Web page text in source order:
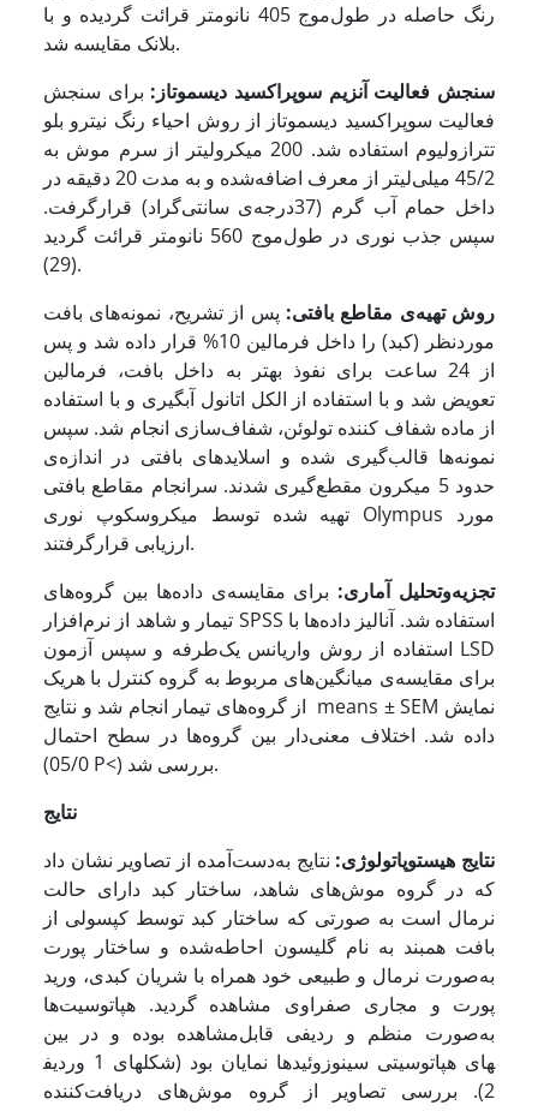
رنگ حاصله در طول‌موج 405 نانومتر قرائت گردیده و با
بلانک مقایسه شد.
سنجش فعالیت آنزیم سوپراکسید دیسموتاز: برای سنجش
فعالیت سوپراکسید دیسموتاز از روش احیاء رنگ نیترو بلو
تترازولیوم استفاده شد. 200 میکرولیتر از سرم موش به
45/2 میلی‌لیتر از معرف اضافه‌شده و به مدت 20 دقیقه در
داخل حمام آب گرم (37درجه‌ی سانتی‌گراد) قرارگرفت.
سپس جذب نوری در طول‌موج 560 نانومتر قرائت گردید
(29).
روش تهیه‌ی مقاطع بافتی: پس از تشریح، نمونه‌های بافت
موردنظر (کبد) را داخل فرمالین 10% قرار داده شد و پس
از 24 ساعت برای نفوذ بهتر به داخل بافت، فرمالین
تعویض شد و با استفاده از الکل اتانول آبگیری و با استفاده
از ماده شفاف کننده تولوئن، شفاف‌سازی انجام شد. سپس
نمونه‌ها قالب‌گیری شده و اسلایدهای بافتی در اندازه‌ی
حدود 5 میکرون مقطع‌گیری شدند. سرانجام مقاطع بافتی
تهیه شده توسط میکروسکوپ نوری Olympus مورد
ارزیابی قرارگرفتند.
تجزیه‌وتحلیل آماری: برای مقایسه‌ی داده‌ها بین گروه‌های
تیمار و شاهد از نرم‌افزار SPSS استفاده شد. آنالیز داده‌ها با
استفاده از روش واریانس یک‌طرفه و سپس آزمون LSD
برای مقایسه‌ی میانگین‌های مربوط به گروه کنترل با هریک
از گروه‌های تیمار انجام شد و نتایج means ± SEM نمایش
داده شد. اختلاف معنی‌دار بین گروه‌ها در سطح احتمال
(05/0 P<) بررسی شد.
نتایج
نتایج هیستوپاتولوژی: نتایج به‌دست‌آمده از تصاویر نشان داد
که در گروه موش‌های شاهد، ساختار کبد دارای حالت
نرمال است به صورتی که ساختار کبد توسط کپسولی از
بافت همبند به نام گلیسون احاطه‌شده و ساختار پورت
به‌صورت نرمال و طبیعی خود همراه با شریان کبدی، ورید
پورت و مجاری صفراوی مشاهده گردید. هپاتوسیت‌ها
به‌صورت منظم و ردیفی قابل‌مشاهده بوده و در بین
ردیف‎های هپاتوسیتی سینوزوئیدها نمایان بود (شکل­های 1 و
2). بررسی تصاویر از گروه موش‌های دریافت‌کننده